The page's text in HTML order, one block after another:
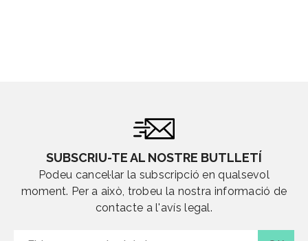
SUBSCRIU-TE AL NOSTRE BUTLLETÍ
Podeu cancel·lar la subscripció en qualsevol
moment. Per a això, trobeu la nostra informació de
contacte a l'avís legal.